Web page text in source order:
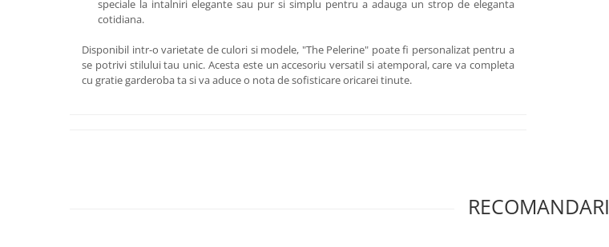
speciale la intalniri elegante sau pur si simplu pentru a adauga un strop de eleganta
cotidiana.
Disponibil intr-o varietate de culori si modele, "The Pelerine" poate fi personalizat pentru a
se potrivi stilului tau unic. Acesta este un accesoriu versatil si atemporal, care va completa
cu gratie garderoba ta si va aduce o nota de sofisticare oricarei tinute.
RECOMANDARI